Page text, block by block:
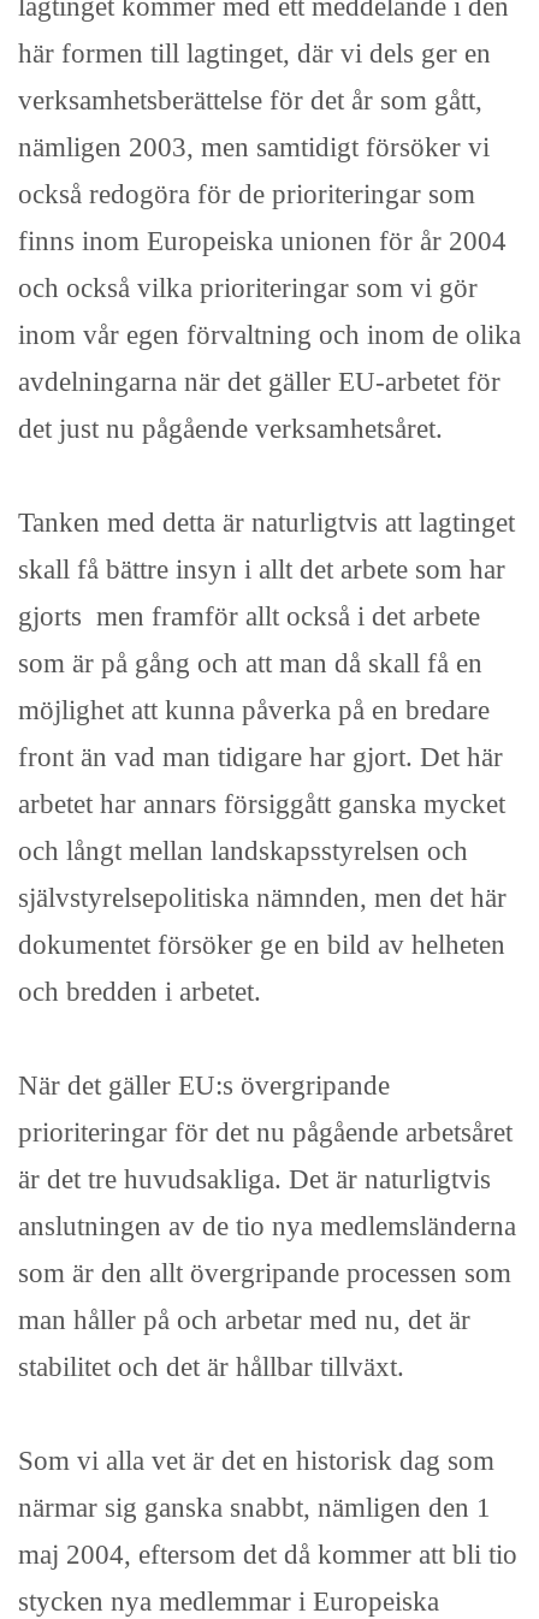
lagtinget kommer med ett meddelande i den
här formen till lagtinget, där vi dels ger en
verksamhetsberättelse för det år som gått,
nämligen 2003, men samtidigt försöker vi
också redogöra för de prioriteringar som
finns inom Europeiska unionen för år 2004
och också vilka prioriteringar som vi gör
inom vår egen förvaltning och inom de olika
avdelningarna när det gäller EU-arbetet för
det just nu pågående verksamhetsåret.
Tanken med detta är naturligtvis att lagtinget
skall få bättre insyn i allt det arbete som har
gjorts men framför allt också i det arbete
som är på gång och att man då skall få en
möjlighet att kunna påverka på en bredare
front än vad man tidigare har gjort. Det här
arbetet har annars försiggått ganska mycket
och långt mellan landskapsstyrelsen och
självstyrelsepolitiska nämnden, men det här
dokumentet försöker ge en bild av helheten
och bredden i arbetet.
När det gäller EU:s övergripande
prioriteringar för det nu pågående arbetsåret
är det tre huvudsakliga. Det är naturligtvis
anslutningen av de tio nya medlemsländerna
som är den allt övergripande processen som
man håller på och arbetar med nu, det är
stabilitet och det är hållbar tillväxt.
Som vi alla vet är det en historisk dag som
närmar sig ganska snabbt, nämligen den 1
maj 2004, eftersom det då kommer att bli tio
stycken nya medlemmar i Europeiska